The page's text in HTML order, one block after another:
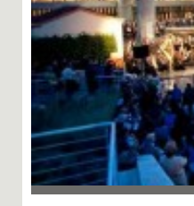
Έγινε κιόλας δύο χρονών!